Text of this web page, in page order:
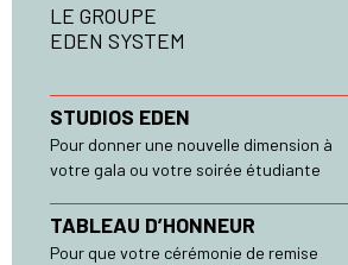
LE GROUPE
EDEN SYSTEM
STUDIOS EDEN
Pour donner une nouvelle dimension à
votre gala ou votre soirée étudiante
TABLEAU D’HONNEUR
Pour que votre cérémonie de remise